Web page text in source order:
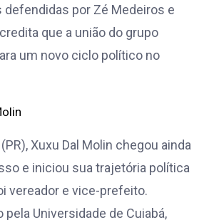
por Zé Medeiros e
que a união do grupo
um novo ciclo político no
Xuxu Dal Molin chegou ainda
e iniciou sua trajetória política
vereador e vice-prefeito.
pela Universidade de Cuiabá,